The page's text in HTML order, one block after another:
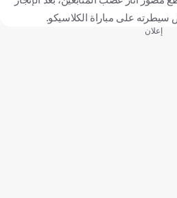
على مباراة الكلاسيكو.
إعلان